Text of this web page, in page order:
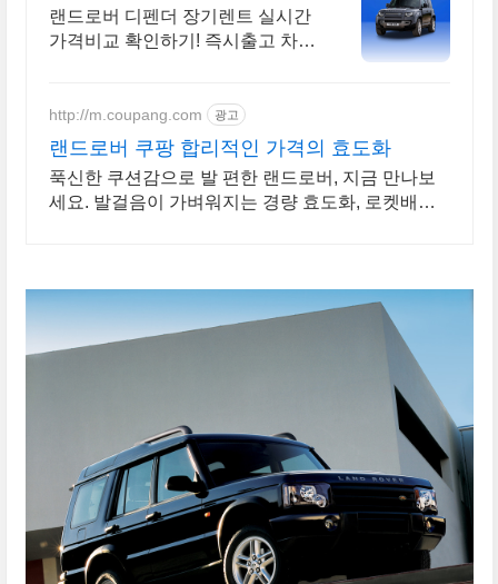
랜드로버 특가차량 무료견적
랜드로버 디펜더 장기렌트 실시간
가격비교 확인하기! 즉시출고 차량
션 차량 빠른출고 선점하세요.
http://m.coupang.com 광고
랜드로버 쿠팡 합리적인 가격의 효도화
푹신한 쿠션감으로 발 편한 랜드로버, 지금 만나보
세요. 발걸음이 가벼워지는 경량 효도화, 로켓배송